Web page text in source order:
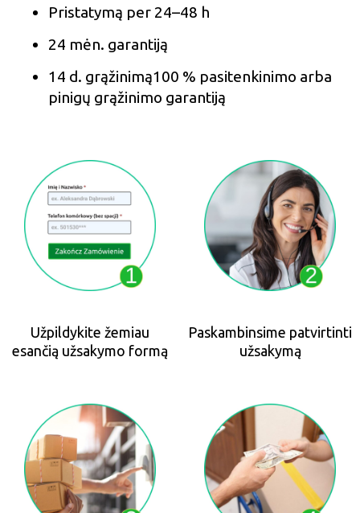
Pristatymą per 24–48 h
24 mėn. garantiją
14 d. grąžinimą100 % pasitenkinimo arba
pinigų grąžinimo garantiją
Užpildykite žemiau
esančią užsakymo formą
Paskambinsime patvirtinti
užsakymą